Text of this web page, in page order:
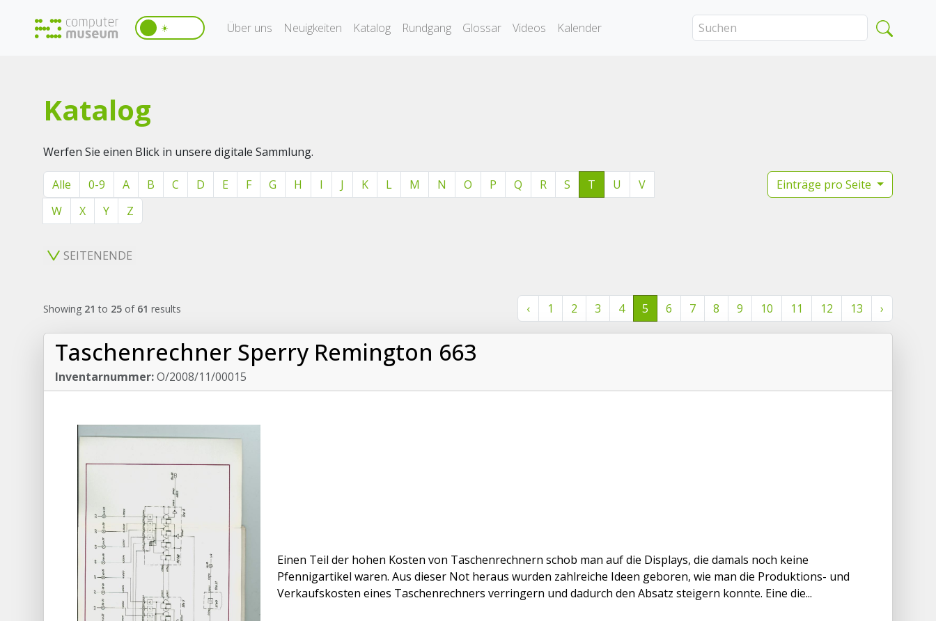
☀️ Über uns Neuigkeiten Katalog Rundgang Glossar Videos Kalender
Katalog
Werfen Sie einen Blick in unsere digitale Sammlung.
Alle 0-9 A B C D E F G H I J K L M N O P Q R S T U
V
W
X Y Z
Einträge pro Seite
SEITENENDE
Showing 21 to 25 of 61 results ‹ 1 2 3 4 5 6 7 8 9 10 11 12 13 ›
Taschenrechner Sperry Remington 663
Inventarnummer:O/2008/11/00015
Einen Teil der hohen Kosten von Taschenrechnern schob man auf die Displays, die damals noch keine
Pfennigartikel waren. Aus dieser Not heraus wurden zahlreiche Ideen geboren, wie man die Produktions- und
Verkaufskosten eines Taschenrechners verringern und dadurch den Absatz steigern konnte. Eine die...